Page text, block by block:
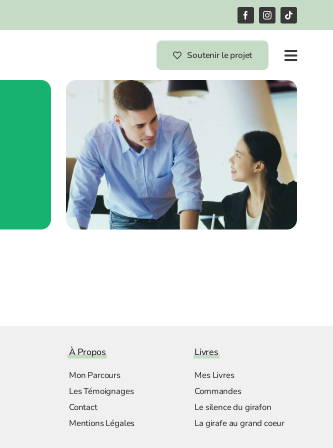
Soutenir le projet
À Propos
Mon Parcours
Les Témoignages
Contact
Mentions Légales
Livres
Mes Livres
Commandes
Le silence du girafon
La girafe au grand coeur